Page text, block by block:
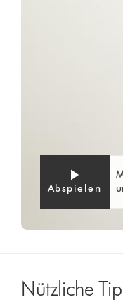
Abspielen
Nützliche